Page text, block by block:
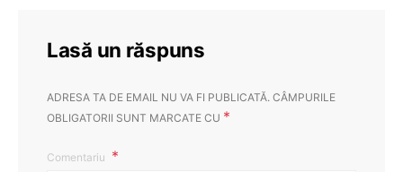
Lasă un răspuns
ADRESA TA DE EMAIL NU VA FI PUBLICATĂ. CÂMPURILE
OBLIGATORII SUNT MARCATE CU *
Comentariu